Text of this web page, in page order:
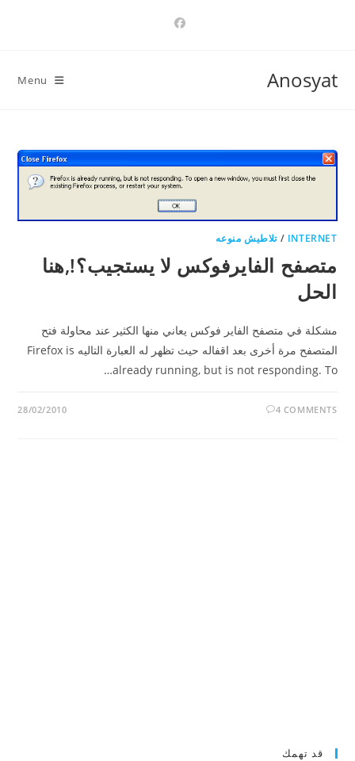
Anosyat
Menu
INTERNET
/تلاطيش منوعه
متصفح الفايرفوكس لا يستجيب؟!,هنا
الحل
مشكلة في متصفح الفاير فوكس يعاني منها الكثير عند محاولة فتح
المتصفح مرة أخرى بعد اقفاله حيث تظهر له العبارة التاليه Firefox is
already running, but is not responding. To…
4 COMMENTS
28/02/2010
قد تهمك